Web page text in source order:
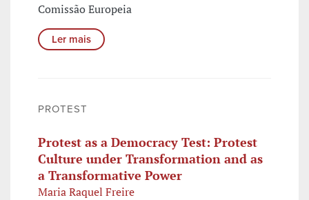
Comissão Europeia
Ler mais
PROTEST
Protest as a Democracy Test: Protest
Culture under Transformation and as
a Transformative Power
Maria Raquel Freire